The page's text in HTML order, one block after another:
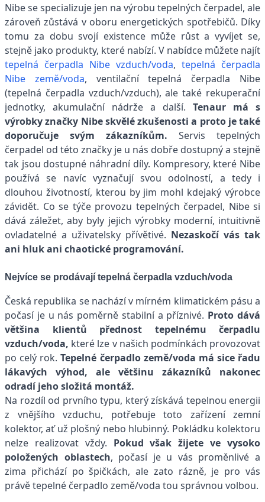
Nibe se specializuje jen na výrobu tepelných čerpadel, ale
zároveň zůstává v oboru energetických spotřebičů. Díky
tomu za dobu svojí existence může růst a vyvíjet se,
stejně jako produkty, které nabízí. V nabídce můžete najít
tepelná čerpadla Nibe vzduch/voda, tepelná čerpadla
Nibe země/voda, ventilační tepelná čerpadla Nibe
(tepelná čerpadla vzduch/vzduch), ale také rekuperační
jednotky, akumulační nádrže a další. Tenaur má s
výrobky značky Nibe skvělé zkušenosti a proto je také
doporučuje svým zákazníkům. Servis tepelných
čerpadel od této značky je u nás dobře dostupný a stejně
tak jsou dostupné náhradní díly. Kompresory, které Nibe
používá se navíc vyznačují svou odolností, a tedy i
dlouhou životností, kterou by jim mohl kdejaký výrobce
závidět. Co se týče provozu tepelných čerpadel, Nibe si
dává záležet, aby byly jejich výrobky moderní, intuitivně
ovladatelné a uživatelsky přívětivé. Nezaskočí vás tak
ani hluk ani chaotické programování.
Nejvíce se prodávají tepelná čerpadla vzduch/voda
Česká republika se nachází v mírném klimatickém pásu a
počasí je u nás poměrně stabilní a příznivé. Proto dává
většina klientů přednost tepelnému čerpadlu
vzduch/voda, které lze v našich podmínkách provozovat
po celý rok.Tepelné čerpadlo země/voda má sice řadu
lákavých výhod, ale většinu zákazníků nakonec
odradí jeho složitá montáž.
Na rozdíl od prvního typu, který získává tepelnou energii
z vnějšího vzduchu, potřebuje toto zařízení zemní
kolektor, ať už plošný nebo hlubinný. Pokládku kolektoru
nelze realizovat vždy. Pokud však žijete ve vysoko
položených oblastech, počasí je u vás proměnlivé a
zima přichází po špičkách, ale zato rázně, je pro vás
právě tepelné čerpadlo země/voda tou správnou volbou.